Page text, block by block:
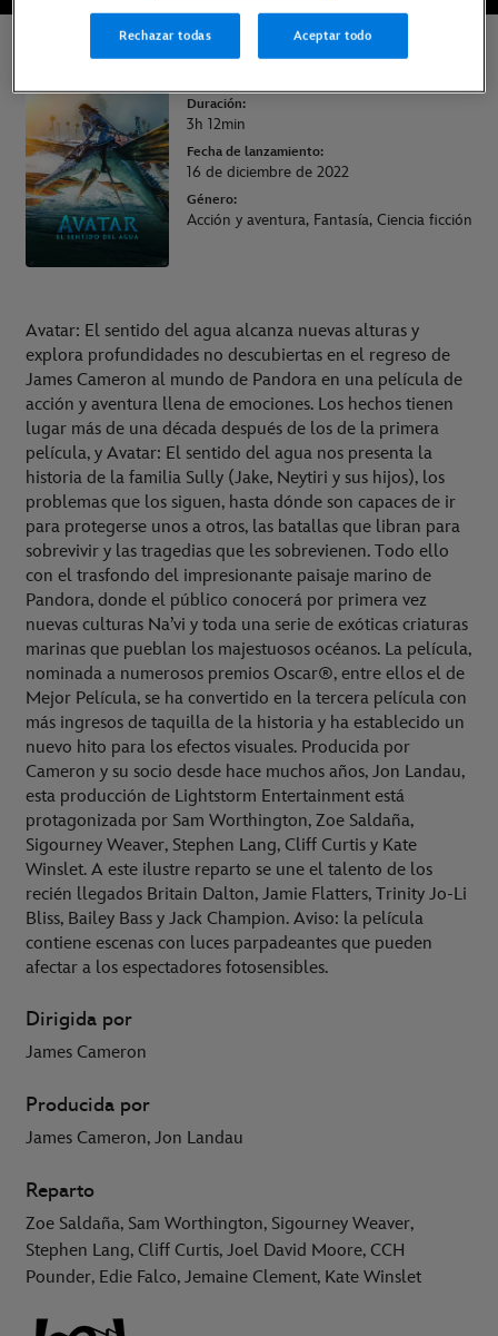
Avatar: El sentido del agua
Duración:
3h 12min
Fecha de lanzamiento:
16 de diciembre de 2022
Género:
Acción y aventura, Fantasía, Ciencia ficción
Avatar: El sentido del agua alcanza nuevas alturas y
explora profundidades no descubiertas en el regreso de
James Cameron al mundo de Pandora en una película de
acción y aventura llena de emociones. Los hechos tienen
lugar más de una década después de los de la primera
película, y Avatar: El sentido del agua nos presenta la
historia de la familia Sully (Jake, Neytiri y sus hijos), los
problemas que los siguen, hasta dónde son capaces de ir
para protegerse unos a otros, las batallas que libran para
sobrevivir y las tragedias que les sobrevienen. Todo ello
con el trasfondo del impresionante paisaje marino de
Pandora, donde el público conocerá por primera vez
nuevas culturas Na’vi y toda una serie de exóticas criaturas
marinas que pueblan los majestuosos océanos. La película,
nominada a numerosos premios Oscar®, entre ellos el de
Mejor Película, se ha convertido en la tercera película con
más ingresos de taquilla de la historia y ha establecido un
nuevo hito para los efectos visuales. Producida por
Cameron y su socio desde hace muchos años, Jon Landau,
esta producción de Lightstorm Entertainment está
protagonizada por Sam Worthington, Zoe Saldaña,
Sigourney Weaver, Stephen Lang, Cliff Curtis y Kate
Winslet. A este ilustre reparto se une el talento de los
recién llegados Britain Dalton, Jamie Flatters, Trinity Jo-Li
Bliss, Bailey Bass y Jack Champion. Aviso: la película
contiene escenas con luces parpadeantes que pueden
afectar a los espectadores fotosensibles.
Dirigida por
James Cameron
Producida por
James Cameron, Jon Landau
Reparto
Zoe Saldaña, Sam Worthington, Sigourney Weaver,
Stephen Lang, Cliff Curtis, Joel David Moore, CCH
Pounder, Edie Falco, Jemaine Clement, Kate Winslet
Rechazar todas Aceptar todo